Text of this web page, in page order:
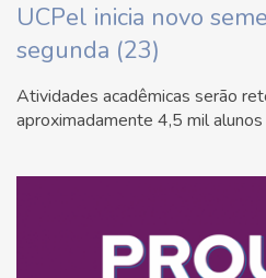
UCPel inicia novo
segunda (23)
Atividades acadêmicas serão
aproximadamente 4,5 mil alunos